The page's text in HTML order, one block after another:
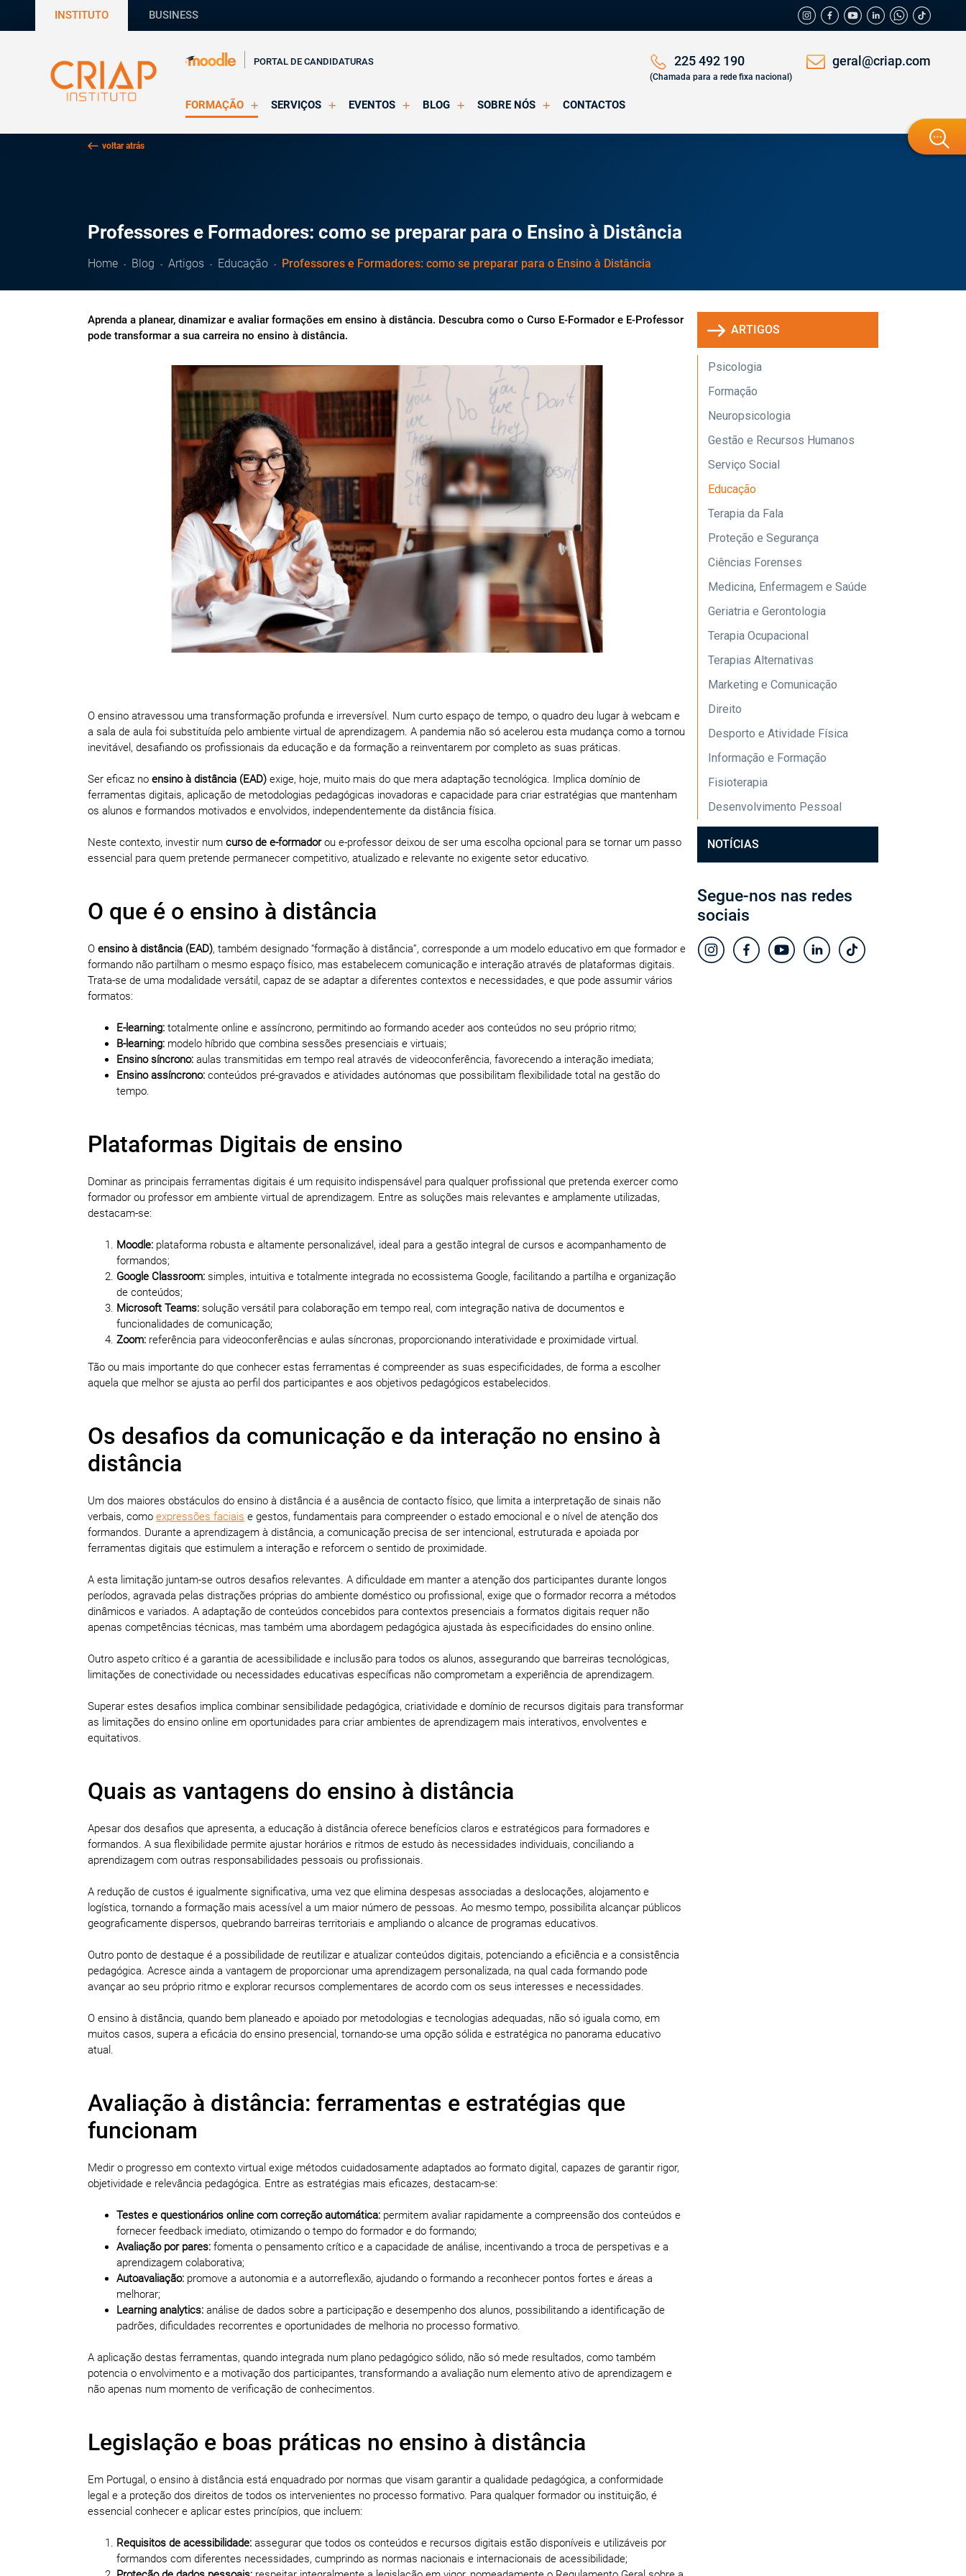
INSTITUTO BUSINESS
PORTAL DE CANDIDATURAS 225 492 190
(Chamada para a rede fixa nacional)
geral@criap.com
FORMAÇÃO SERVIÇOS EVENTOS BLOG SOBRE NÓS CONTACTOS
voltar atrás
Professores e Formadores: como se preparar para o Ensino à Distância
Home Blog Artigos Educação Professores e Formadores: como se preparar para o Ensino à Distância
Aprenda a planear, dinamizar e avaliar formações em ensino à distância. Descubra como o Curso E-Formador e E-Professor
pode transformar a sua carreira no ensino à distância.
O ensino atravessou uma transformação profunda e irreversível. Num curto espaço de tempo, o quadro deu lugar à webcam e
a sala de aula foi substituída pelo ambiente virtual de aprendizagem. A pandemia não só acelerou esta mudança como a tornou
inevitável, desafiando os profissionais da educação e da formação a reinventarem por completo as suas práticas.
Ser eficaz no ensino à distância (EAD) exige, hoje, muito mais do que mera adaptação tecnológica. Implica domínio de
ferramentas digitais, aplicação de metodologias pedagógicas inovadoras e capacidade para criar estratégias que mantenham
os alunos e formandos motivados e envolvidos, independentemente da distância física.
Neste contexto, investir num curso de e-formadorou e-professor deixou de ser uma escolha opcional para se tornar um passo
essencial para quem pretende permanecer competitivo, atualizado e relevante no exigente setor educativo.
O que é o ensino à distância
O ensino à distância (EAD), também designado “formação à distância”, corresponde a um modelo educativo em que formador e
formando não partilham o mesmo espaço físico, mas estabelecem comunicação e interação através de plataformas digitais.
Trata-se de uma modalidade versátil, capaz de se adaptar a diferentes contextos e necessidades, e que pode assumir vários
formatos:
E-learning: totalmente online e assíncrono, permitindo ao formando aceder aos conteúdos no seu próprio ritmo;
B-learning: modelo híbrido que combina sessões presenciais e virtuais;
Ensino síncrono: aulas transmitidas em tempo real através de videoconferência, favorecendo a interação imediata;
Ensino assíncrono: conteúdos pré-gravados e atividades autónomas que possibilitam flexibilidade total na gestão do
tempo.
Plataformas Digitais de ensino
Dominar as principais ferramentas digitais é um requisito indispensável para qualquer profissional que pretenda exercer como
formador ou professor em ambiente virtual de aprendizagem. Entre as soluções mais relevantes e amplamente utilizadas,
destacam-se:
Moodle: plataforma robusta e altamente personalizável, ideal para a gestão integral de cursos e acompanhamento de
formandos;
Google Classroom: simples, intuitiva e totalmente integrada no ecossistema Google, facilitando a partilha e organização
de conteúdos;
Microsoft Teams: solução versátil para colaboração em tempo real, com integração nativa de documentos e
funcionalidades de comunicação;
Zoom: referência para videoconferências e aulas síncronas, proporcionando interatividade e proximidade virtual.
Tão ou mais importante do que conhecer estas ferramentas é compreender as suas especificidades, de forma a escolher
aquela que melhor se ajusta ao perfil dos participantes e aos objetivos pedagógicos estabelecidos.
Os desafios da comunicação e da interação no ensino à
distância
Um dos maiores obstáculos do ensino à distância é a ausência de contacto físico, que limita a interpretação de sinais não
verbais, como expressões faciais e gestos, fundamentais para compreender o estado emocional e o nível de atenção dos
formandos. Durante a aprendizagem à distância, a comunicação precisa de ser intencional, estruturada e apoiada por
ferramentas digitais que estimulem a interação e reforcem o sentido de proximidade.
A esta limitação juntam-se outros desafios relevantes. A dificuldade em manter a atenção dos participantes durante longos
períodos, agravada pelas distrações próprias do ambiente doméstico ou profissional, exige que o formador recorra a métodos
dinâmicos e variados. A adaptação de conteúdos concebidos para contextos presenciais a formatos digitais requer não
apenas competências técnicas, mas também uma abordagem pedagógica ajustada às especificidades do ensino online.
Outro aspeto crítico é a garantia de acessibilidade e inclusão para todos os alunos, assegurando que barreiras tecnológicas,
limitações de conectividade ou necessidades educativas específicas não comprometam a experiência de aprendizagem.
Superar estes desafios implica combinar sensibilidade pedagógica, criatividade e domínio de recursos digitais para transformar
as limitações do ensino online em oportunidades para criar ambientes de aprendizagem mais interativos, envolventes e
equitativos.
Quais as vantagens do ensino à distância
Apesar dos desafios que apresenta, a educação à distância oferece benefícios claros e estratégicos para formadores e
formandos. A sua flexibilidade permite ajustar horários e ritmos de estudo às necessidades individuais, conciliando a
aprendizagem com outras responsabilidades pessoais ou profissionais.
A redução de custos é igualmente significativa, uma vez que elimina despesas associadas a deslocações, alojamento e
logística, tornando a formação mais acessível a um maior número de pessoas. Ao mesmo tempo, possibilita alcançar públicos
geograficamente dispersos, quebrando barreiras territoriais e ampliando o alcance de programas educativos.
Outro ponto de destaque é a possibilidade de reutilizar e atualizar conteúdos digitais, potenciando a eficiência e a consistência
pedagógica. Acresce ainda a vantagem de proporcionar uma aprendizagem personalizada, na qual cada formando pode
avançar ao seu próprio ritmo e explorar recursos complementares de acordo com os seus interesses e necessidades.
O ensino à distância, quando bem planeado e apoiado por metodologias e tecnologias adequadas, não só iguala como, em
muitos casos, supera a eficácia do ensino presencial, tornando-se uma opção sólida e estratégica no panorama educativo
atual.
Avaliação à distância: ferramentas e estratégias que
funcionam
Medir o progresso em contexto virtual exige métodos cuidadosamente adaptados ao formato digital, capazes de garantir rigor,
objetividade e relevância pedagógica. Entre as estratégias mais eficazes, destacam-se:
Testes e questionários online com correção automática: permitem avaliar rapidamente a compreensão dos conteúdos e
fornecer feedback imediato, otimizando o tempo do formador e do formando;
Avaliação por pares: fomenta o pensamento crítico e a capacidade de análise, incentivando a troca de perspetivas e a
aprendizagem colaborativa;
Autoavaliação: promove a autonomia e a autorreflexão, ajudando o formando a reconhecer pontos fortes e áreas a
melhorar;
Learning analytics: análise de dados sobre a participação e desempenho dos alunos, possibilitando a identificação de
padrões, dificuldades recorrentes e oportunidades de melhoria no processo formativo.
A aplicação destas ferramentas, quando integrada num plano pedagógico sólido, não só mede resultados, como também
potencia o envolvimento e a motivação dos participantes, transformando a avaliação num elemento ativo de aprendizagem e
não apenas num momento de verificação de conhecimentos.
Legislação e boas práticas no ensino à distância
Em Portugal, o ensino à distância está enquadrado por normas que visam garantir a qualidade pedagógica, a conformidade
legal e a proteção dos direitos de todos os intervenientes no processo formativo. Para qualquer formador ou instituição, é
essencial conhecer e aplicar estes princípios, que incluem:
Requisitos de acessibilidade: assegurar que todos os conteúdos e recursos digitais estão disponíveis e utilizáveis por
formandos com diferentes necessidades, cumprindo as normas nacionais e internacionais de acessibilidade;
ARTIGOS
Psicologia
Formação
Neuropsicologia
Gestão e Recursos Humanos
Serviço Social
Educação
Terapia da Fala
Proteção e Segurança
Ciências Forenses
Medicina, Enfermagem e Saúde
Geriatria e Gerontologia
Terapia Ocupacional
Terapias Alternativas
Marketing e Comunicação
Direito
Desporto e Atividade Física
Informação e Formação
Fisioterapia
Desenvolvimento Pessoal
NOTÍCIAS
Segue-nos nas redes
sociais